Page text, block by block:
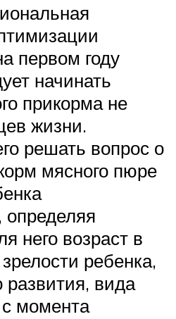
первом году
начинать
прикорма не
жизни.
решать вопрос о
мясного пюре
него возраст в
ребенка,
развития, вида
момента